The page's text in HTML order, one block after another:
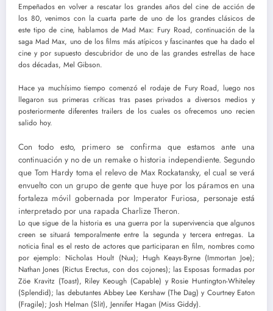
Empeñados en volver a rescatar los grandes años del cine de acción de
los 80, venimos con la cuarta parte de uno de los grandes clásicos de
este tipo de cine, hablamos de Mad Max: Fury Road, continuación de la
saga Mad Max, uno de los films más atípicos y fascinantes que ha dado el
cine y por supuesto descubridor de uno de las grandes estrellas de hace
dos décadas, Mel Gibson.
Hace ya muchísimo tiempo comenzó el rodaje de Fury Road, luego nos
llegaron sus primeras críticas tras pases privados a diversos medios y
posteriormente diferentes trailers de los cuales os ofrecemos uno recien
salido hoy.
Con todo esto, primero se confirma que estamos ante una
continuación y no de un remake o historia independiente. Segundo
que Tom Hardy toma el relevo de Max Rockatansky, el cual se verá
envuelto con un grupo de gente que huye por los páramos en una
fortaleza móvil gobernada por Imperator Furiosa, personaje está
interpretado por una rapada Charlize Theron.
Lo que sigue de la historia es una guerra por la supervivencia que algunos
creen se situará temporalmente entre la segunda y tercera entregas. La
noticia final es el resto de actores que participaran en film, nombres como
por ejemplo: Nicholas Hoult (Nux); Hugh Keays-Byrne (Immortan Joe);
Nathan Jones (Rictus Erectus, con dos cojones); las Esposas formadas por
Zöe Kravitz (Toast), Riley Keough (Capable) y Rosie Huntington-Whiteley
(Splendid); las debutantes Abbey Lee Kershaw (The Dag) y Courtney Eaton
(Fragile); Josh Helman (Slit), Jennifer Hagan (Miss Giddy).